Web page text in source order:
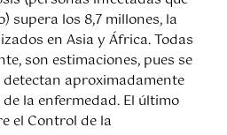
supera los 8,7 millones, la
en Asia y África. Todas
son estimaciones, pues se
detectan aproximadamente
la enfermedad. El último
el Control de la